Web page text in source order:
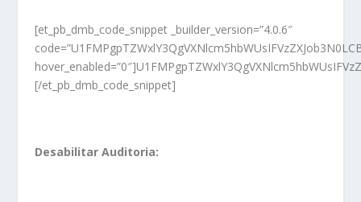
[et_pb_dmb_code_snippet _builder_version=”4.0.6″
[/et_pb_dmb_code_snippet]
Desabilitar Auditoria: